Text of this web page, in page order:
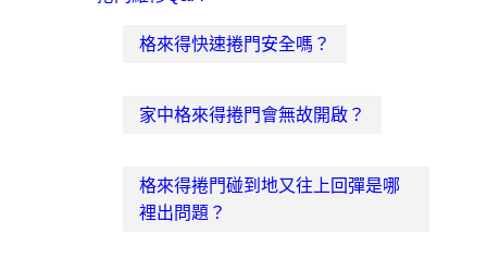
格來得快速捲門安全嗎？
家中格來得捲門會無故開啟？
格來得捲門碰到地又往上回彈是哪
裡出問題？